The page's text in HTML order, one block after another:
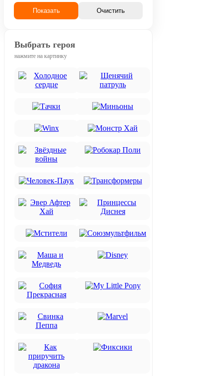
Показать Очистить
Выбрать героя
нажмите на картинку